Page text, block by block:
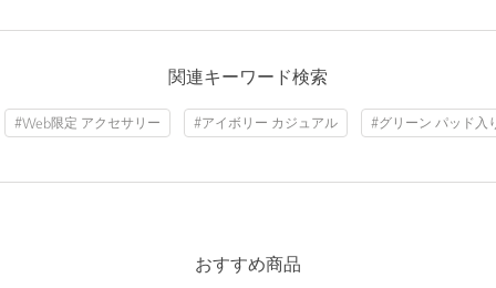
＜THE NORTH FACE（ザ・ノース・フェイス）＞
カリフォルニア州のアウトドアブランド。
ブランドネームのTHE NORTH FACEとは山の北壁のこと。
という思いがこのブランドネームに込められています。
関連キーワード検索
#Web限定 アクセサリー #アイボリー カジュアル #グリーン パッド入
おすすめ商品